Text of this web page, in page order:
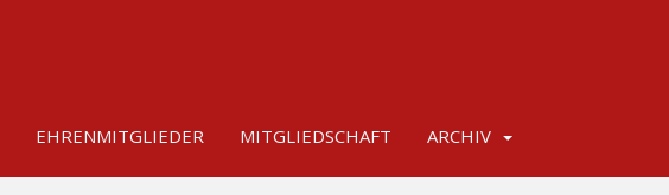
EHRENMITGLIEDER MITGLIEDSCHAFT ARCHIV